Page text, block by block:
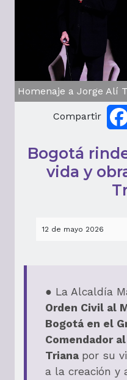
Homenaje a Jorge Alí
Compartir
Bogotá
vida y
12 de mayo 2026
● La Alcaldía
Orden Civil al
Bogotá en el
Comendador
Triana por su
a la creación y